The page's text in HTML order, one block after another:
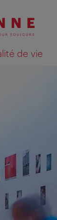
de vie
la